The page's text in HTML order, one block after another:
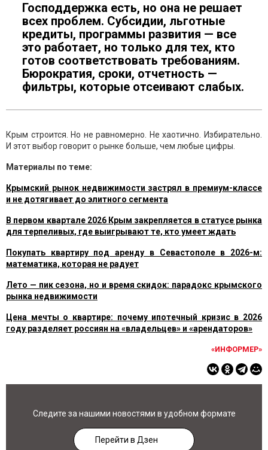
Господдержка есть, но она не решает
всех проблем. Субсидии, льготные
кредиты, программы развития — все
это работает, но только для тех, кто
готов соответствовать требованиям.
Бюрократия, сроки, отчетность —
фильтры, которые отсеивают слабых.
Крым строится. Но не равномерно. Не хаотично. Избирательно.
И этот выбор говорит о рынке больше, чем любые цифры.
Материалы по теме:
Крымский рынок недвижимости застрял в премиум-классе
и не дотягивает до элитного сегмента
В первом квартале 2026 Крым закрепляется в статусе рынка
для терпеливых, где выигрывают те, кто умеет ждать
Покупать квартиру под аренду в Севастополе в 2026-м:
математика, которая не радует
Лето — пик сезона, но и время скидок: парадокс крымского
рынка недвижимости
Цена мечты о квартире: почему ипотечный кризис в 2026
году разделяет россиян на «владельцев» и «арендаторов»
«ИНФОРМЕР»
Следите за нашими новостями в удобном формате
Перейти в Дзен